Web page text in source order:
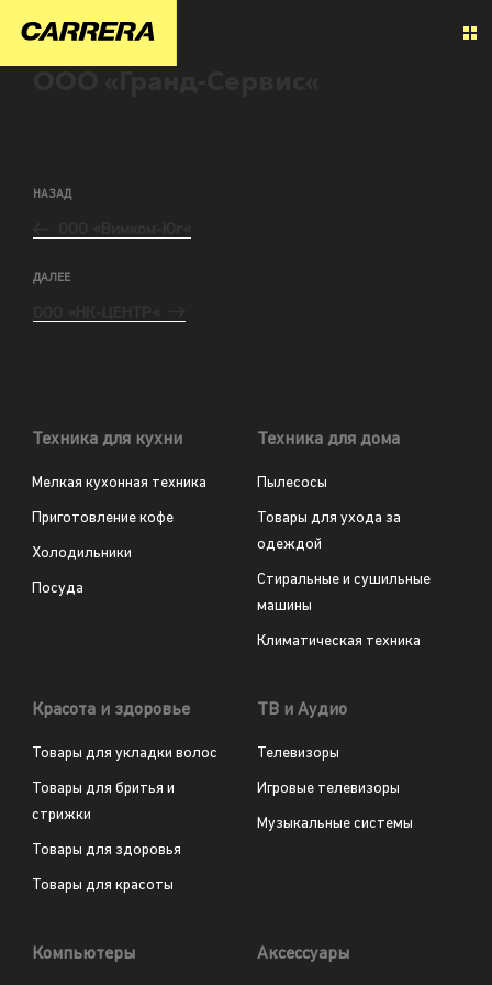
НАЗАД
ДАЛЕЕ
Техника для кухни
Мелкая кухонная техника
Приготовление кофе
Холодильники
Посуда
Техника для дома
Пылесосы
Товары для ухода за
одеждой
Стиральные и сушильные
машины
Климатическая техника
Красота и здоровье
Товары для укладки волос
Товары для бритья и
стрижки
Товары для здоровья
Товары для красоты
ТВ и Аудио
Телевизоры
Игровые телевизоры
Музыкальные системы
Компьютеры Аксессуары